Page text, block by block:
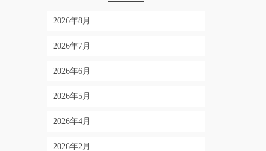
2026年8月
2026年7月
2026年6月
2026年5月
2026年4月
2026年2月